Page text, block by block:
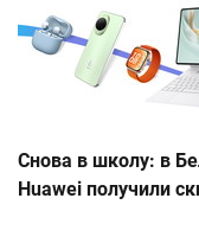
Снова в школу: в
Huawei получили